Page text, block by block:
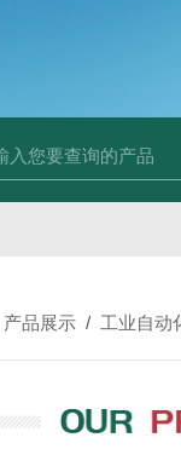
中深浅层地源热
产品展示 / 工业自动